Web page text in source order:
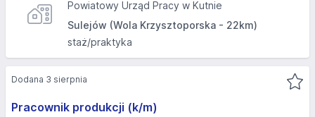
Powiatowy Urząd Pracy w Kutnie
Sulejów (Wola Krzysztoporska - 22km)
staż/praktyka
Pracownik produkcji (k/m)
Dodana 3 sierpnia